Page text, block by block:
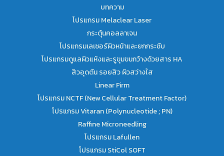
บทความ
โปรแกรม Melaclear Laser
กระตุ้นคอลลาเจน
โปรแกรมเลเซอร์ผิวหน้าและยกกระชับ
โปรแกรมดูแลผิวแห้งและรูขุมขนกว้างด้วยสาร HA
สิวอุดตัน รอยสิว ผิวสว่างใส
Linear Firm
โปรแกรม NCTF (New Cellular Treatment Factor)
โปรแกรม Vitaran (Polynucleotide ; PN)
Raffine Microneedling
โปรแกรม Lafullen
โปรแกรม StiCol SOFT